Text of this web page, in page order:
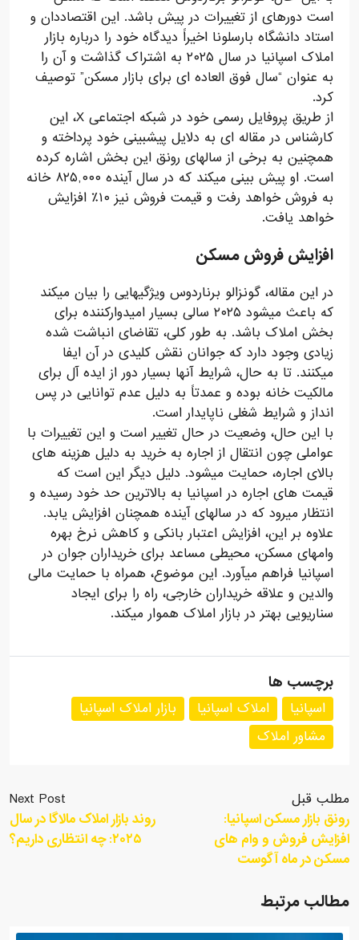
است دورهای از تغییرات در پیش باشد. این اقتصاددان و
استاد دانشگاه بارسلونا اخیراً دیدگاه خود را درباره بازار
املاک اسپانیا در سال ۲۰۲۵ به اشتراک گذاشت و آن را
به عنوان “سال فوق العاده ای برای بازار مسکن” توصیف
کرد.
از طریق پروفایل رسمی خود در شبکه اجتماعی X، این
کارشناس در مقاله ای به دلایل پیشبینی خود پرداخته و
همچنین به برخی از سالهای رونق این بخش اشاره کرده
است. او پیش بینی میکند که در سال آینده ۸۲۵,۰۰۰ خانه
به فروش خواهد رفت و قیمت فروش نیز ۱۰٪ افزایش
خواهد یافت.
افزایش فروش مسکن
در این مقاله، گونزالو برناردوس ویژگیهایی را بیان میکند
که باعث میشود ۲۰۲۵ سالی بسیار امیدوارکننده برای
بخش املاک باشد. به طور کلی، تقاضای انباشت شده
زیادی وجود دارد که جوانان نقش کلیدی در آن ایفا
میکنند. تا به حال، شرایط آنها بسیار دور از ایده آل برای
مالکیت خانه بوده و عمدتاً به دلیل عدم توانایی در پس
انداز و شرایط شغلی ناپایدار است.
با این حال، وضعیت در حال تغییر است و این تغییرات با
عواملی چون انتقال از اجاره به خرید به دلیل هزینه های
بالای اجاره، حمایت میشود. دلیل دیگر این است که
قیمت های اجاره در اسپانیا به بالاترین حد خود رسیده و
انتظار میرود که در سالهای آینده همچنان افزایش یابد.
علاوه بر این، افزایش اعتبار بانکی و کاهش نرخ بهره
وامهای مسکن، محیطی مساعد برای خریداران جوان در
اسپانیا فراهم میآورد. این موضوع، همراه با حمایت مالی
والدین و علاقه خریداران خارجی، راه را برای ایجاد
سناریویی بهتر در بازار املاک هموار میکند.
برچسب ها
اسپانیا املاک اسپانیا
بازار املاک اسپانیا
مشاور املاک
مطلب قبل
رونق بازار مسکن اسپانیا:
افزایش فروش و وام های
مسکن در ماه آگوست
Next Post
روند بازار املاک مالاگا در سال
۲۰۲۵: چه انتظاری داریم؟
مطالب مرتبط